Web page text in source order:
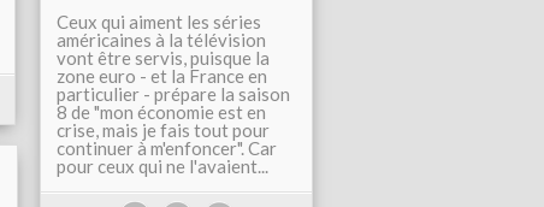
Ceux qui aiment les séries
américaines à la télévision
vont être servis, puisque la
zone euro - et la France en
particulier - prépare la saison
8 de "mon économie est en
crise, mais je fais tout pour
continuer à m'enfoncer". Car
pour ceux qui ne l'avaient...